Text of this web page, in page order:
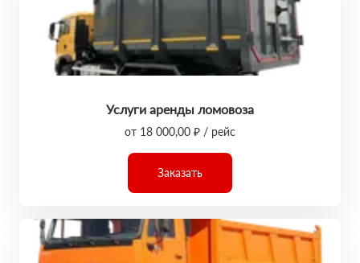
Услуги аренды ломовоза
от 18 000,00 ₽ / рейс
Заказать